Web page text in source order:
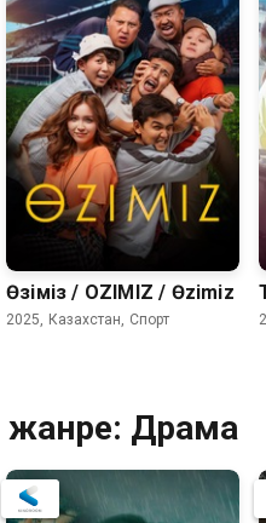
Өзіміз / OZIMIZ / Өzimiz
2025, Казахстан, Спорт
Драма